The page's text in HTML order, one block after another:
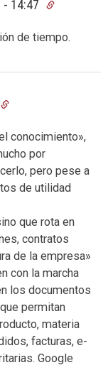
- 14:47
de tiempo.
conocimiento»,
por
pero pese a
de utilidad
que rota en
contratos
de la empresa»
con la marcha
los documentos
permitan
materia
facturas, e-
Google